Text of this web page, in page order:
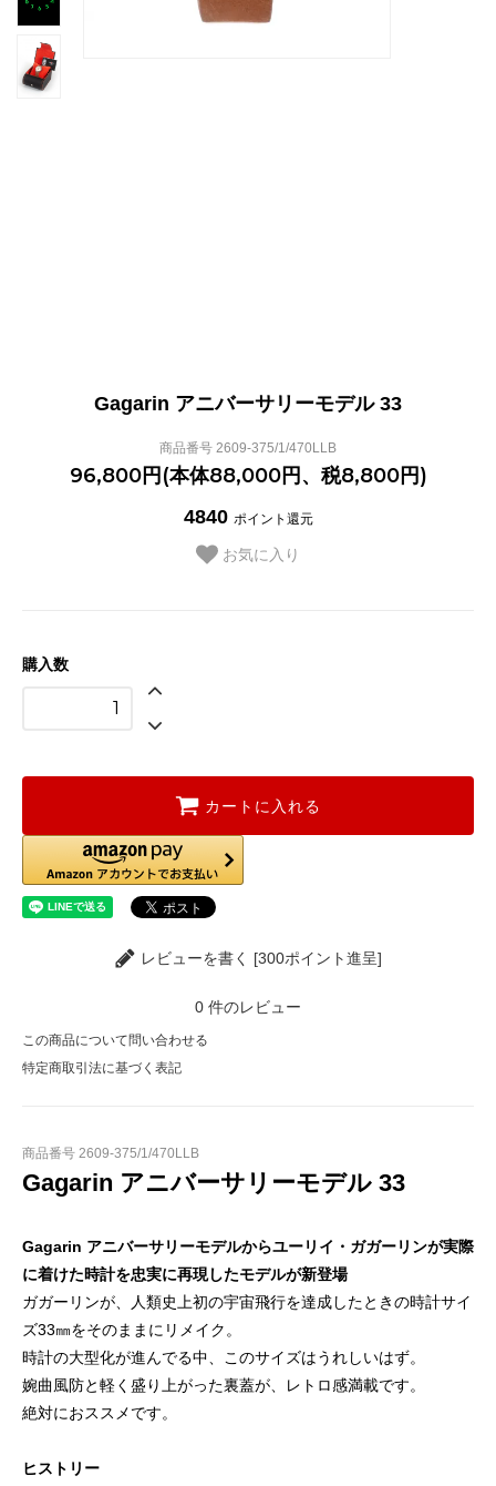
Gagarin アニバーサリーモデル 33
商品番号 2609-375/1/470LLB
96,800円(本体88,000円、税8,800円)
4840 ポイント還元
お気に入り
購入数
カートに入れる
レビューを書く [300ポイント進呈]
0 件のレビュー
この商品について問い合わせる
特定商取引法に基づく表記
商品番号 2609-375/1/470LLB
Gagarin アニバーサリーモデル 33
Gagarin アニバーサリーモデルからユーリイ・ガガーリンが実際
に着けた時計を忠実に再現したモデルが新登場
ガガーリンが、人類史上初の宇宙飛行を達成したときの時計サイ
ズ33㎜をそのままにリメイク。
時計の大型化が進んでる中、このサイズはうれしいはず。
婉曲風防と軽く盛り上がった裏蓋が、レトロ感満載です。
絶対におススメです。
ヒストリー